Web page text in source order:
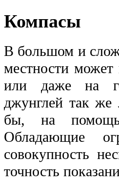
Компасы
В большом и
местности может
или даже на
джунглей так же
бы, на помощь
Обладающие
совокупность
точность